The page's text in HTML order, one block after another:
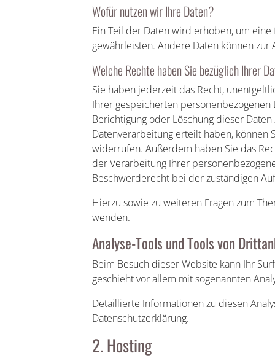
Wofür nutzen wir Ihre Daten?
Ein Teil der Daten wird erhoben, um
gewährleisten. Andere Daten können
Welche Rechte haben Sie bezüglich Ihrer
Sie haben jederzeit das Recht,
Ihrer gespeicherten
Berichtigung oder Löschung dieser
Datenverarbeitung erteilt haben,
widerrufen. Außerdem haben Sie das
der Verarbeitung Ihrer
Beschwerderecht bei der zuständigen
Hierzu sowie zu weiteren Fragen zum
wenden.
Analyse-Tools und Tools von
Beim Besuch dieser Website kann Ihr
geschieht vor allem mit sogenannten
Detaillierte Informationen zu diesen
Datenschutzerklärung.
2. Hosting